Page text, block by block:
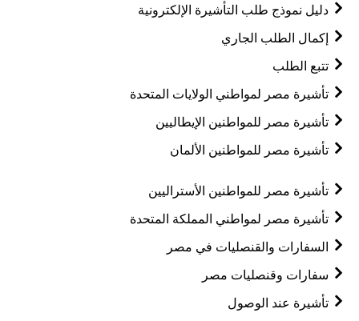
دليل نموذج طلب التأشيرة الإلكترونية
إكمال الطلب الجاري
تتبع الطلب
تأشيرة مصر لمواطني الولايات المتحدة
تأشيرة مصر للمواطنين الإيطاليين
تأشيرة مصر للمواطنين الألمان
تأشيرة مصر للمواطنين الأستراليين
تأشيرة مصر لمواطني المملكة المتحدة
السفارات والقنصليات في مصر
سفارات وقنصليات مصر
تأشيرة عند الوصول